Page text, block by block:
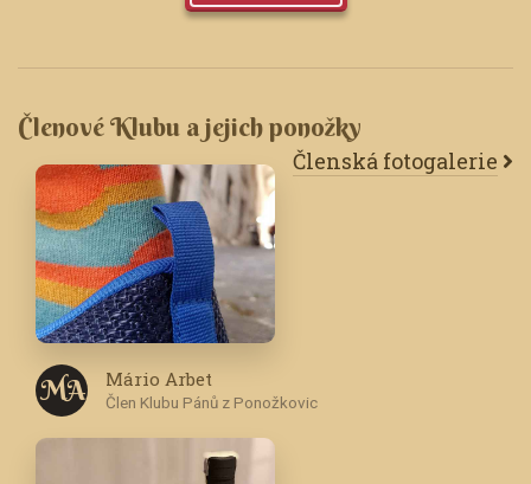
Členové Klubu a jejich ponožky
Členská fotogalerie
M A Mário Arbet
Člen Klubu Pánů z Ponožkovic